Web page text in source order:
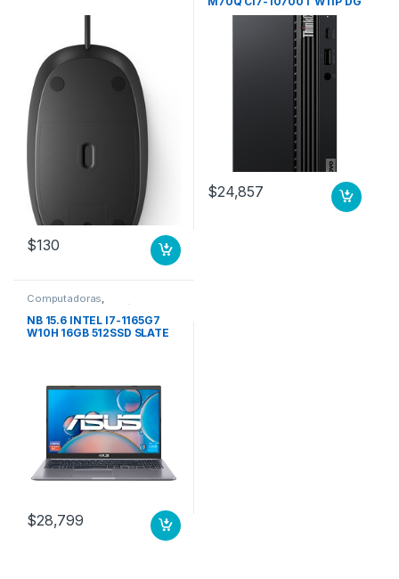
$130
W10P 16GB 512GB 3YO
-10700T WINDOWS 10 PRO
$24,857
Computadoras
Computadoras Portátiles
NB 15.6 INTEL I7-1165G7
W10H 16GB 512SSD SLATE
$28,799